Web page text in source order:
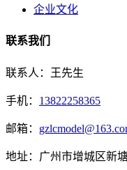
企业文化
联系我们
联系人：王先生
手机： 13822258365
邮箱：
地址：广州市增城区新